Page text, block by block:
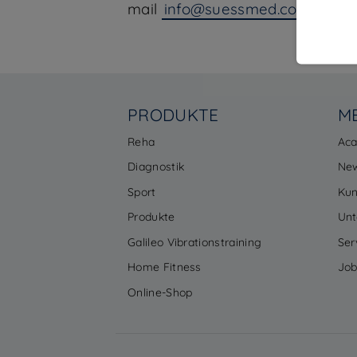
mail info@suessmed.com
PRODUKTE
Reha
Diagnostik
Sport
Produkte
Galileo Vibrationstraining
Home Fitness
Online-Shop